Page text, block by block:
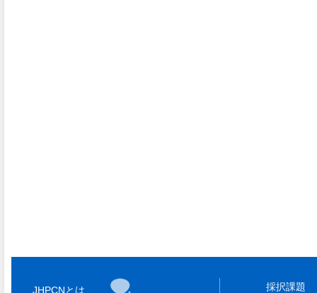
JHPCNとは 採択課題